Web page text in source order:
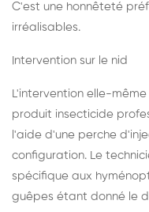
C'est une honnêteté
irréalisables.
Intervention sur le nid
L'intervention elle-
produit insecticide
l'aide d'une perche
configuration. Le
spécifique aux
guêpes étant donné le